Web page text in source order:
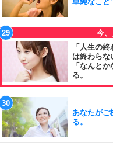
「人生の
は終わらな
「なんと
る。
あなたがご
る。